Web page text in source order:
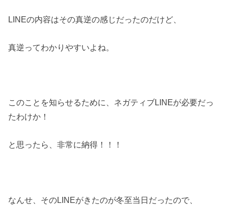
LINEの内容はその真逆の感じだったのだけど、
真逆ってわかりやすいよね。
このことを知らせるために、ネガティブLINEが必要だっ
たわけか！
と思ったら、非常に納得！！！
なんせ、そのLINEがきたのが冬至当日だったので、